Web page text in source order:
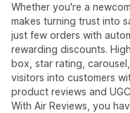
Whether you're a
makes turning trust into
just few orders with
rewarding discounts.
box, star rating,
visitors into customers
product reviews and
With Air Reviews, you